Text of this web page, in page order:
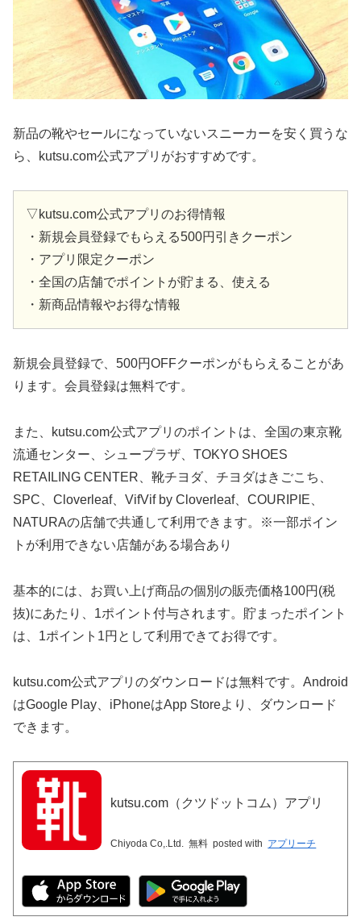
新品の靴やセールになっていないスニーカーを安く買うな
ら、kutsu.com公式アプリがおすすめです。
▽kutsu.com公式アプリのお得情報
・新規会員登録でもらえる500円引きクーポン
・アプリ限定クーポン
・全国の店舗でポイントが貯まる、使える
・新商品情報やお得な情報
新規会員登録で、500円OFFクーポンがもらえることがあ
ります。会員登録は無料です。
また、kutsu.com公式アプリのポイントは、全国の東京靴
流通センター、シュープラザ、TOKYO SHOES
RETAILING CENTER、靴チヨダ、チヨダはきごこち、
SPC、Cloverleaf、VifVif by Cloverleaf、COURIPIE、
NATURAの店舗で共通して利用できます。※一部ポイン
トが利用できない店舗がある場合あり
基本的には、お買い上げ商品の個別の販売価格100円(税
抜)にあたり、1ポイント付与されます。貯まったポイント
は、1ポイント1円として利用できてお得です。
kutsu.com公式アプリのダウンロードは無料です。Android
はGoogle Play、iPhoneはApp Storeより、ダウンロード
できます。
kutsu.com（クツドットコム）アプリ
Chiyoda Co,.Ltd. 無料 posted with アプリーチ